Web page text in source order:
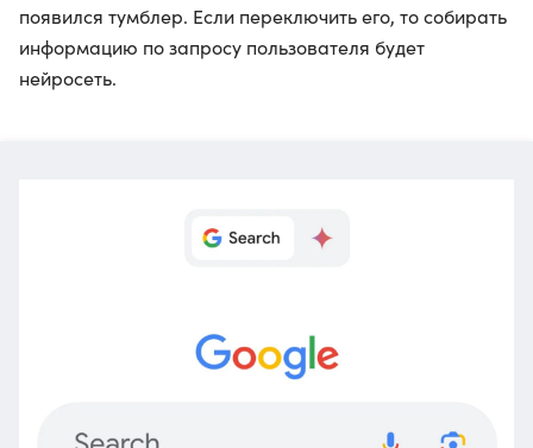
появился тумблер. Если переключить его, то собирать
информацию по запросу пользователя будет
нейросеть.